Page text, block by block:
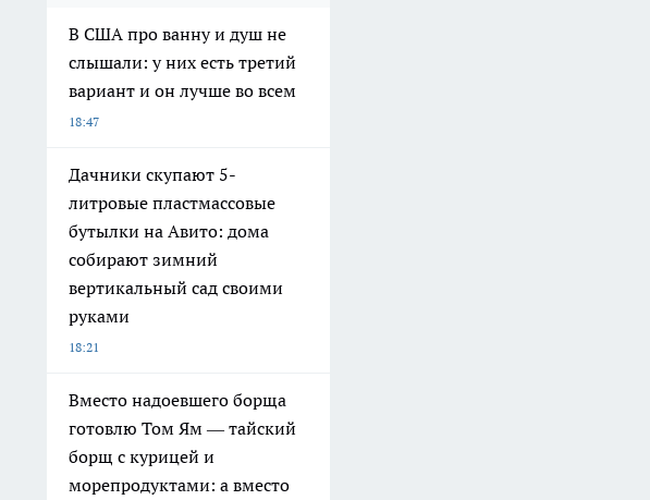
В США про ванну и душ не
слышали: у них есть третий
вариант и он лучше во всем
18:47
Дачники скупают 5-
литровые пластмассовые
бутылки на Авито: дома
собирают зимний
вертикальный сад своими
руками
18:21
Вместо надоевшего борща
готовлю Том Ям — тайский
борщ с курицей и
морепродуктами: а вместо